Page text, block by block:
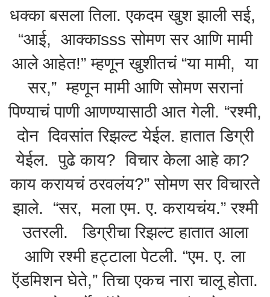
धक्का बसला तिला. एकदम खुश झाली सई,
“आई, आक्काsss सोमण सर आणि मामी
आले आहेत!” म्हणून खुशीतचं “या मामी, या
सर,” म्हणून मामी आणि सोमण सरानां
पिण्याचं पाणी आणण्यासाठी आत गेली. “रश्मी,
दोन दिवसांत रिझल्ट येईल. हातात डिग्री
येईल. पुढे काय? विचार केला आहे का?
काय करायचं ठरवलंय?” सोमण सर विचारते
झाले. “सर, मला एम. ए. करायचंय.” रश्मी
उतरली. डिग्रीचा रिझल्ट हातात आला
आणि रश्मी हट्टाला पेटली. “एम. ए. ला
ऍडमिशन घेते,” तिचा एकच नारा चालू होता.